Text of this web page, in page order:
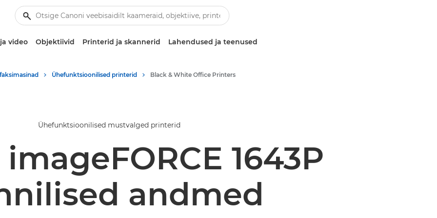
video Objektiivid Printerid ja skannerid Lahendused ja teenused
Ühefunktsioonilised printerid Black & White Office Printers
Ühefunktsioonilised mustvalged printerid
1643P
andmed